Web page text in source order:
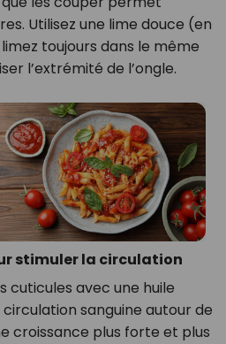
Utilisez une lime douce (en
toujours dans le même
l’extrémité de l’ongle.
stimuler la circulation
cuticules avec une huile
sanguine autour de
croissance plus forte et plus